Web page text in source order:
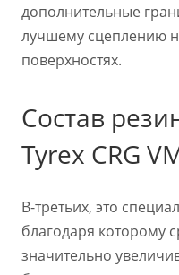
дополнительные
лучшему сцеплению
поверхностях.
Состав
Tyrex CRG
В-третьих, это
благодаря которому
значительно